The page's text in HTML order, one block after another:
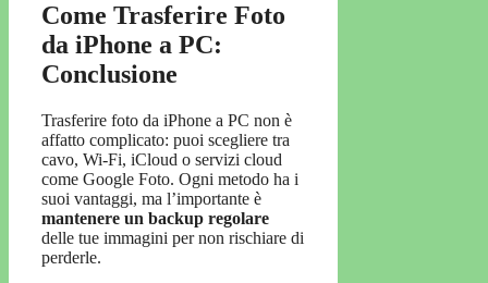
Come Trasferire Foto
da iPhone a PC:
Conclusione
Trasferire foto da iPhone a PC non è
affatto complicato: puoi scegliere tra
cavo, Wi-Fi, iCloud o servizi cloud
come Google Foto. Ogni metodo ha i
suoi vantaggi, ma l’importante è
mantenere un backup regolare
delle tue immagini per non rischiare di
perderle.